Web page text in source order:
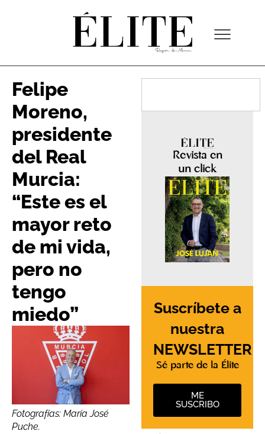
Felipe
Moreno,
presidente
del Real
Murcia:
“Este es el
mayor reto
de mi vida,
pero no
tengo
miedo”
Fotografías: María José
Puche.
Revista en
un click
Suscríbete a
nuestra
NEWSLETTER
Sé parte de la Élite
ME
SUSCRIBO